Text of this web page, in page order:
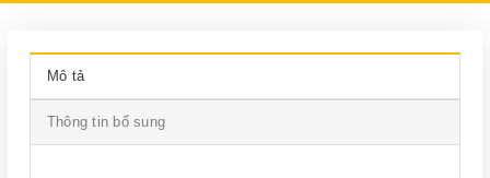
Mô tả
Thông tin bổ sung